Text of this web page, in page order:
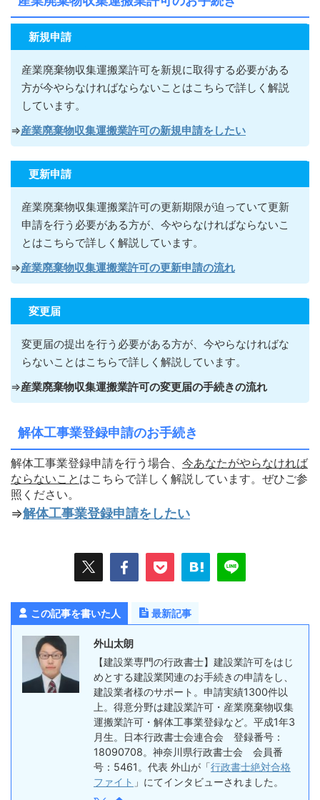
新規申請
産業廃棄物収集運搬業許可を新規に取得する必要がある
方が今やらなければならないこ とはこちらで詳しく解説
しています。
⇒産業廃棄物収集運搬業許可の新規申請をしたい
更新申請
産業廃棄物収集運搬業許可の更新期限が迫っていて更新
申請を行う必要がある方が、今やらなければならないこ
とはこちらで詳しく解説しています。
⇒産業廃棄物収集運搬業許可の更新申請の流れ
変更届
変更届の提出を行う必要がある方が、今やらなければな
らないこ とはこちらで詳しく解説しています。
⇒産業廃棄物収集運搬業許可の変更届の手続きの流れ
解体工事業登録申請のお手続き
解体工事業登録申請を行う場合、 今あなたがやらなければ
ならないこ と はこちらで詳しく解説しています。ぜひご参
照ください。
⇒解体工事業登録申請をしたい
この記事を書いた人 最新記事
外山太朗
【建設業専門の行政書士】建設業許可をはじ
めとする建設業関連のお手続きの申請をし、
建設業者様のサポート。申請実績1300件以
上。得意分野は建設業許可・産業廃棄物収集
運搬業許可・解体工事業登録など。平成1年3
月生。日本行政書士会連合会 登録番号：
18090708。神奈川県行政書士会 会員番
号：5461。代表 外山が「行政書士絶対合格
ファイト 」にてインタビューされました。